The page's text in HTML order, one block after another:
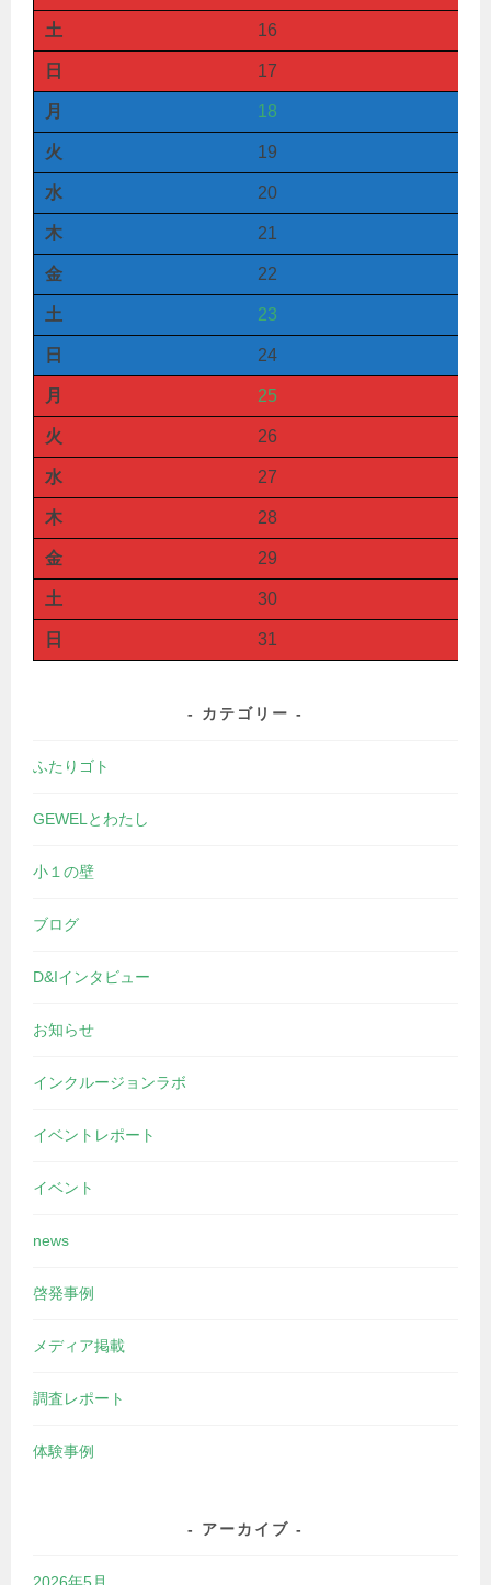
土 16
日 17
月 18
火 19
水 20
木 21
金 22
土 23
日 24
月 25
火 26
水 27
木 28
金 29
土 30
日 31
カテゴリー
ふたりゴト
GEWELとわたし
小１の壁
ブログ
D&Iインタビュー
お知らせ
インクルージョンラボ
イベントレポート
イベント
news
啓発事例
メディア掲載
調査レポート
体験事例
アーカイブ